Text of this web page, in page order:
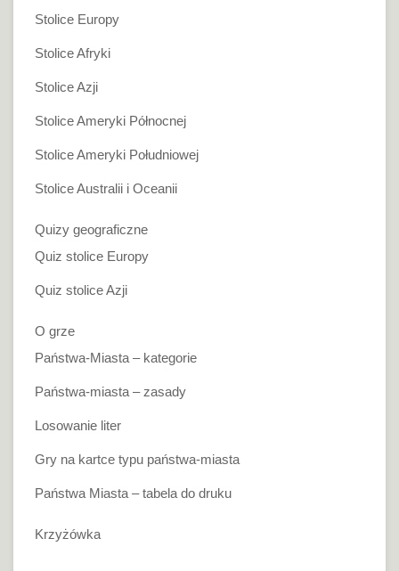
Stolice Europy
Stolice Afryki
Stolice Azji
Stolice Ameryki Północnej
Stolice Ameryki Południowej
Stolice Australii i Oceanii
Quizy geograficzne
Quiz stolice Europy
Quiz stolice Azji
O grze
Państwa-Miasta – kategorie
Państwa-miasta – zasady
Losowanie liter
Gry na kartce typu państwa-miasta
Państwa Miasta – tabela do druku
Krzyżówka